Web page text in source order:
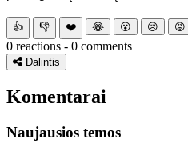
👍 👎 ❤️ 😂 😮 😢 😡
0 reactions - 0 comments
Dalintis
Komentarai
Naujausios temos